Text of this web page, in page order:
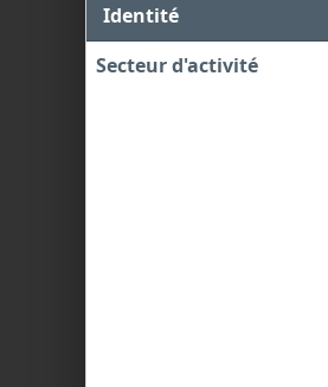
Identité
Secteur d'activité